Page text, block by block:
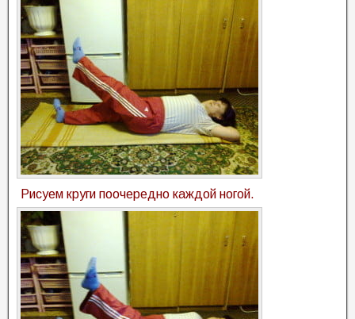
Рисуем круги поочередно каждой ногой.